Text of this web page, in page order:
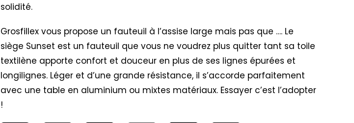
solidité.
Grosfillex vous propose un fauteuil à l’assise large mais pas que …. Le
siège Sunset est un fauteuil que vous ne voudrez plus quitter tant sa toile
textilène apporte confort et douceur en plus de ses lignes épurées et
longilignes. Léger et d’une grande résistance, il s’accorde parfaitement
avec une table en aluminium ou mixtes matériaux. Essayer c’est l’adopter
!